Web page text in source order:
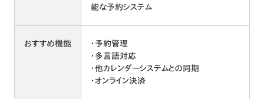
能な予約システム
おすすめ機能
・予約管理
・多言語対応
・他カレンダーシステムとの同期
・オンライン決済